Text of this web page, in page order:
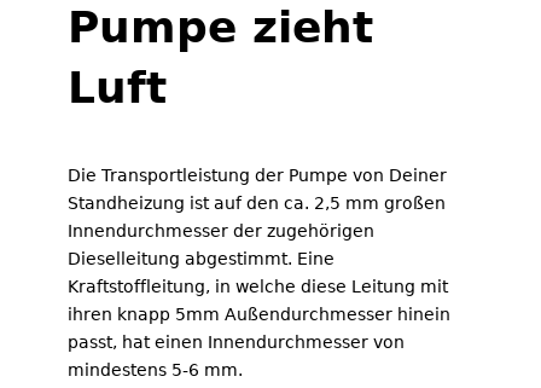
Pumpe zieht
Luft
Die Transportleistung der Pumpe von Deiner
Standheizung ist auf den ca. 2,5 mm großen
Innendurchmesser der zugehörigen
Dieselleitung abgestimmt. Eine
Kraftstoffleitung, in welche diese Leitung mit
ihren knapp 5mm Außendurchmesser hinein
passt, hat einen Innendurchmesser von
mindestens 5-6 mm.